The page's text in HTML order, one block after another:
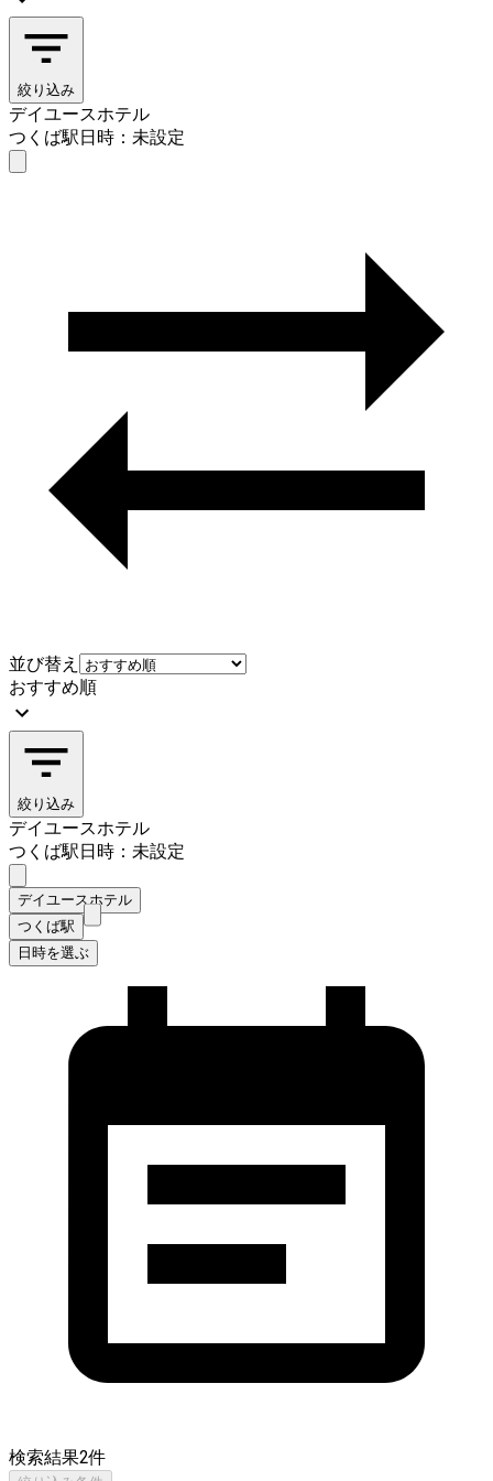
絞り込み
デイユースホテル
つくば駅日時：未設定
並び替え
おすすめ順
絞り込み
デイユースホテル
つくば駅日時：未設定
デイユースホテル
つくば駅
日時を選ぶ
検索結果2件